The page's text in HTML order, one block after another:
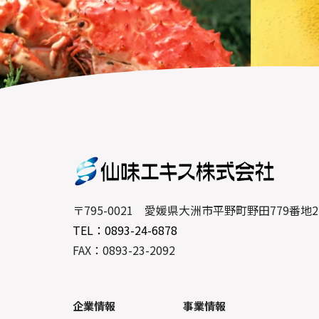
〒795-0021 愛媛県大洲市平野町野田779番地2
TEL：0893-24-6878
FAX：0893-23-2092
企業情報 事業情報